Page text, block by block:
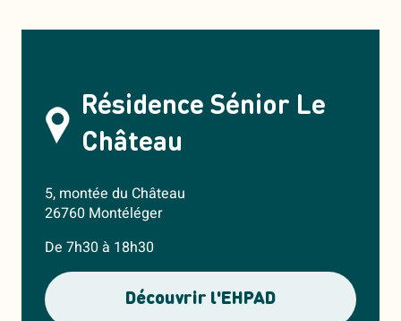
Résidence Sénior Le
Château
5, montée du Château
26760 Montéléger
De 7h30 à 18h30
Découvrir l'EHPAD